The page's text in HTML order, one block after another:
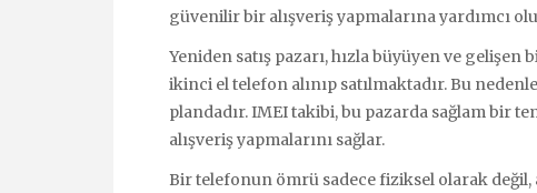
güvenilir bir alışveriş yapmalarına yardımcı
Yeniden satış pazarı, hızla büyüyen ve
ikinci el telefon alınıp satılmaktadır. Bu
plandadır. IMEI takibi, bu pazarda sağlam bir
alışveriş yapmalarını sağlar.
Bir telefonun ömrü sadece fiziksel olarak